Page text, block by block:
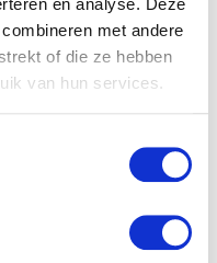
met andere
of die ze hebben
van hun services.
Feed me babies
real: sippy pup